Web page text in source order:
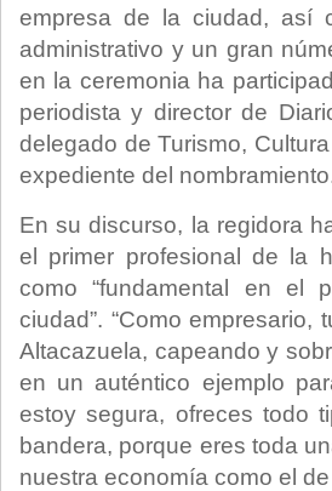
empresa de la ciudad, así
administrativo y un gran
en la ceremonia ha
periodista y director de
delegado de Turismo,
expediente del
En su discurso, la regidora
el primer profesional de la
como “fundamental en el
ciudad”. “Como
Altacazuela, capeando y
en un auténtico ejemplo
estoy segura, ofreces todo
bandera, porque eres toda
nuestra economía como el